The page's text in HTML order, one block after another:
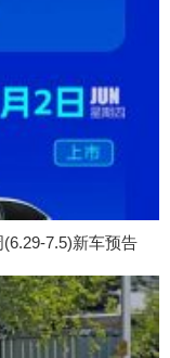
7.5)新车预告